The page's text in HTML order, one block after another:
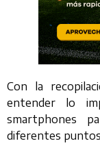
Con la
entender lo
smartphones
diferentes